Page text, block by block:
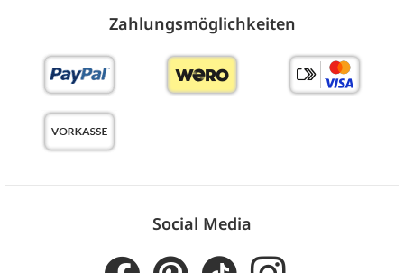
Zahlungs­möglich­keiten
Social Media